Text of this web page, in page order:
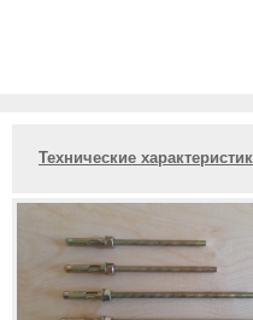
Технические